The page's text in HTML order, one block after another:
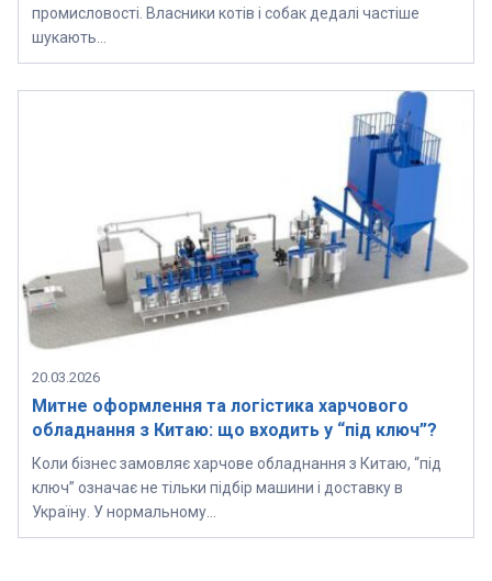
промисловості. Власники котів і собак дедалі частіше
шукають…
20.03.2026
Митне оформлення та логістика харчового
обладнання з Китаю: що входить у “під ключ”?
Коли бізнес замовляє харчове обладнання з Китаю, “під
ключ” означає не тільки підбір машини і доставку в
Україну. У нормальному…